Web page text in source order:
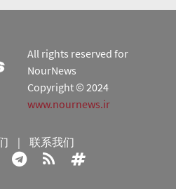
All rights reserved for
NourNews
Copyright © 2024
www.nournews.ir
| 联系我们